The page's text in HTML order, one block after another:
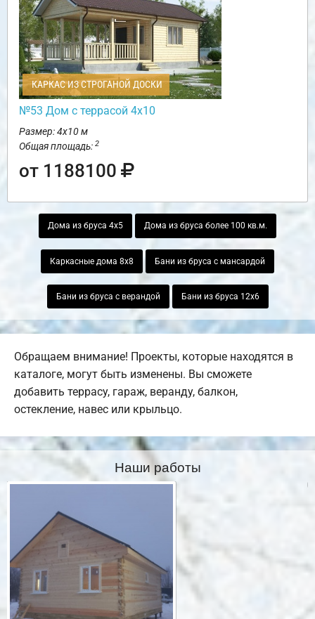
КАРКАС ИЗ СТРОГАНОЙ ДОСКИ
№53 Дом с террасой 4х10
Размер: 4х10 м
Общая площадь: 2
от 1188100
Дома из бруса 4х5 Дома из бруса более 100 кв.м.
Каркасные дома 8х8 Бани из бруса с мансардой
Бани из бруса с верандой Бани из бруса 12х6
Обращаем внимание! Проекты, которые находятся в
каталоге, могут быть изменены. Вы сможете
добавить террасу, гараж, веранду, балкон,
остекление, навес или крыльцо.
Наши работы